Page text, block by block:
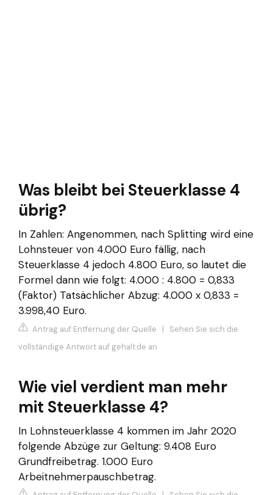
Was bleibt bei Steuerklasse 4
übrig?
In Zahlen: Angenommen, nach Splitting wird eine
Lohnsteuer von 4.000 Euro fällig, nach
Steuerklasse 4 jedoch 4.800 Euro, so lautet die
Formel dann wie folgt: 4.000 : 4.800 = 0,833
(Faktor) Tatsächlicher Abzug: 4.000 x 0,833 =
3.998,40 Euro.
Antrag auf Entfernung der Quelle | Sehen Sie sich die
vollständige Antwort auf gehalt.de an
Wie viel verdient man mehr
mit Steuerklasse 4?
In Lohnsteuerklasse 4 kommen im Jahr 2020
folgende Abzüge zur Geltung: 9.408 Euro
Grundfreibetrag. 1.000 Euro
Arbeitnehmerpauschbetrag.